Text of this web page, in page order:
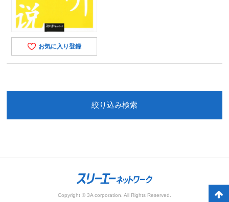
お気に入り登録
絞り込み検索
Copyright © 3A corporation. All Rights Reserved.